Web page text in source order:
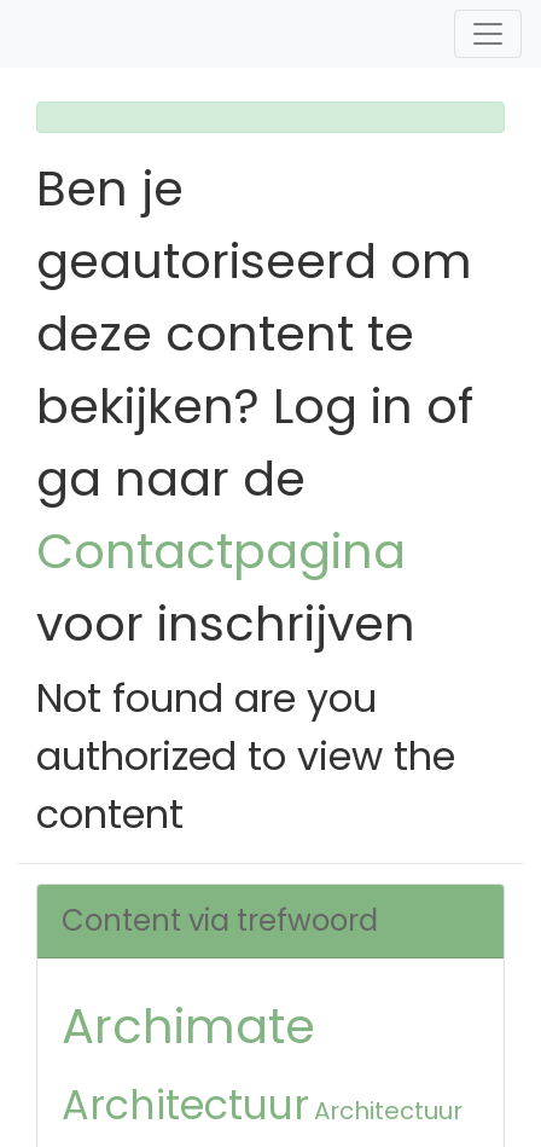
Ben je
geautoriseerd om
deze content te
bekijken? Log in of
ga naar de
Contactpagina
voor inschrijven
Not found are you
authorized to view the
content
Content via trefwoord
Archimate
Architectuur Architectuur